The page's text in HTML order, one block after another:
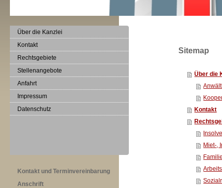
Sitemap
Über die
Kontakt
Miet-,
Über die Kanzlei
Kontakt
Rechtsgebiete
Stellenangebote
Anfahrt
Impressum
Datenschutz
Kontakt und Terminvereinbarung
Anschrift